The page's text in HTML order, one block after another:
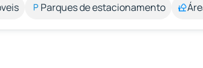
Parques de estacionamento